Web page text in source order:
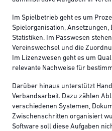
Im Spielbetrieb geht es um
Spielorganisation, Ansetzungen,
Statistiken. Im Passwesen
Vereinswechsel und die
Im Lizenzwesen geht es um
relevante Nachweise für
Darüber hinaus unterstützt
Verbandsarbeit. Dazu zählen
verschiedenen Systemen,
Zwischenschritten organisiert
Software soll diese Aufgaben